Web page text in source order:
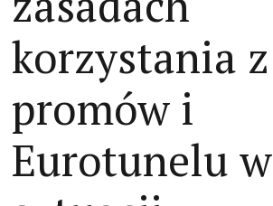
korzystania z
promów i
Eurotunelu w